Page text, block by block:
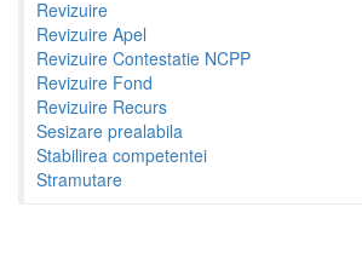
Revizuire
Revizuire Apel
Revizuire Contestatie NCPP
Revizuire Fond
Revizuire Recurs
Sesizare prealabila
Stabilirea competentei
Stramutare